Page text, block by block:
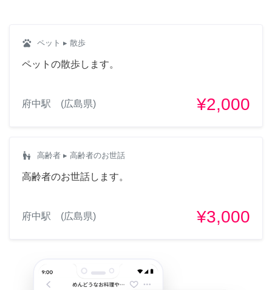
pets ペット ▸ 散歩
ペットの散歩します。
府中駅 (広島県) ¥2,000
escalator_warning 高齢者 ▸ 高齢者のお世話
高齢者のお世話します。
府中駅 (広島県) ¥3,000